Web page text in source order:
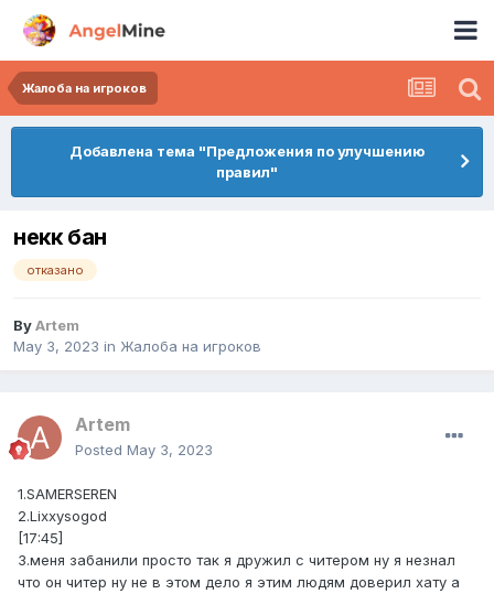
Жалоба на игроков
Добавлена тема "Предложения по улучшению
правил"
некк бан
отказано
ByArtem
May 3, 2023 in Жалоба на игроков
Artem
Posted May 3, 2023
1.SAMERSEREN
2.Lixxysogod
[17:45]
3.меня забанили просто так я дружил с читером ну я незнал
что он читер ну не в этом дело я этим людям доверил хату а